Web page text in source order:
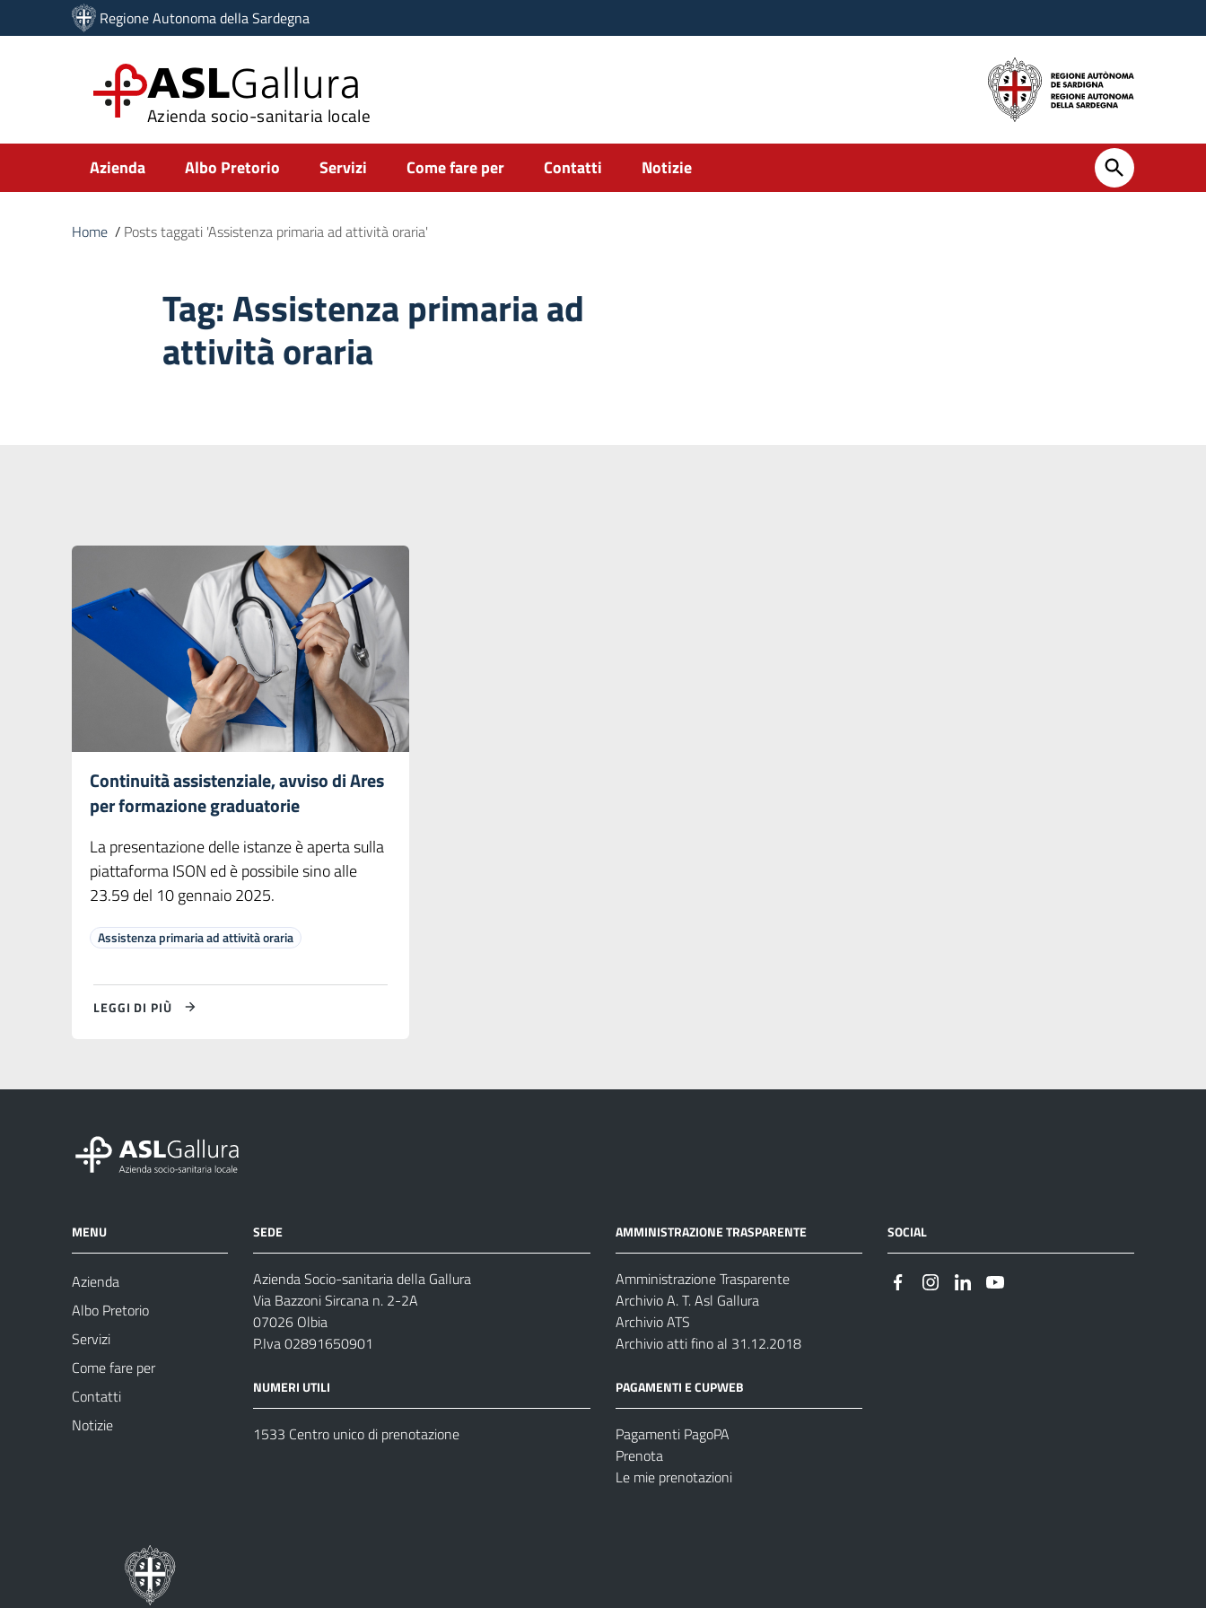
Vai ai contenuti
Vai al menu di navigazione
Regione Autonoma della Sardegna
ASLGallura
Azienda socio-sanitaria locale
Submenu
Azienda Albo Pretorio Servizi Come fare per Contatti Notizie
Home / Posts taggati 'Assistenza primaria ad attività oraria'
Tag:Assistenza primaria ad
attività oraria
Continuità assistenziale, avviso di Ares
per formazione graduatorie
La presentazione delle istanze è aperta sulla
piattaforma ISON ed è possibile sino alle
23.59 del 10 gennaio 2025.
Assistenza primaria ad attività oraria
LEGGI DI PIÙ
MENU
Azienda
Albo Pretorio
Servizi
Come fare per
Contatti
Notizie
SEDE
Azienda Socio-sanitaria della Gallura
Via Bazzoni Sircana n. 2-2A
07026 Olbia
P.Iva 02891650901
NUMERI UTILI
1533 Centro unico di prenotazione
AMMINISTRAZIONE TRASPARENTE
Amministrazione Trasparente
Archivio A. T. Asl Gallura
Archivio ATS
Archivio atti fino al 31.12.2018
PAGAMENTI E CUPWEB
Pagamenti PagoPA
Prenota
Le mie prenotazioni
SOCIAL